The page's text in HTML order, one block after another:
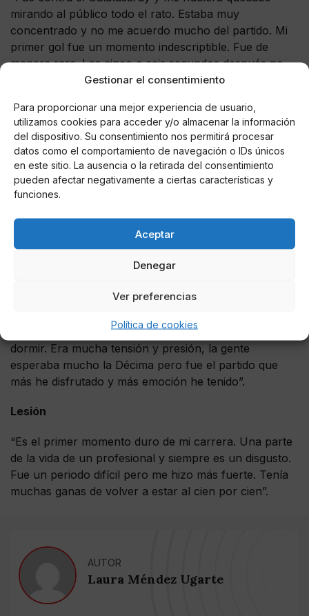
Gestionar el consentimiento
Para proporcionar una mejor experiencia de usuario,
utilizamos cookies para acceder y/o almacenar la información
del dispositivo. Su consentimiento nos permitirá procesar
datos como el comportamiento de navegación o IDs únicos
en este sitio. La ausencia o la retirada del consentimiento
pueden afectar negativamente a ciertas características y
funciones.
Aceptar
Denegar
Ver preferencias
Política de cookies
mirando al público todo el rato. Estaba muy
concentrado y no me acuerdo mucho del partido. Mi
primer gol fue un momento indescriptible. Fue de
manera rara. Los cinco o seis segundos después no
escuché ni un ruido. Estaba en otro mundo, un mundo
para escuchar a la gente. Fui el tercero más joven del
club en debutar en Champions”.
El partido de su vida
“Salió perfecto. No podía soñar algo mejor. Me sentí
el Barcelona, en casa y marqué un gol.
Defensivamente salió muy bien. Contra Messi
“Supe que iba a jugar antes de la siesta y no pude
dormir. Era mucha tensión y presión, la gente
esperaba mucho la Décima pero fue el partido que
más he disfrutado y más emoción he tenido”.
Lesión
“Es el primer momento duro de mi carrera. Una parte
de la vida de un profesional y siempre es un disgusto.
Fue un periodo difícil pero me hizo más fuerte. Tenía
muchas ganas de volver a estar al cien por cien”.
AUTOR
Laura Méndez Ugarte